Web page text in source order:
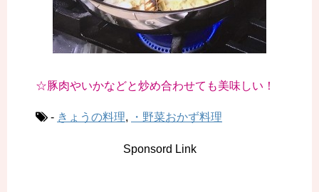
☆豚肉やいかなどと炒め合わせても美味しい！
- きょうの料理, ・野菜おかず料理
Sponsord Link